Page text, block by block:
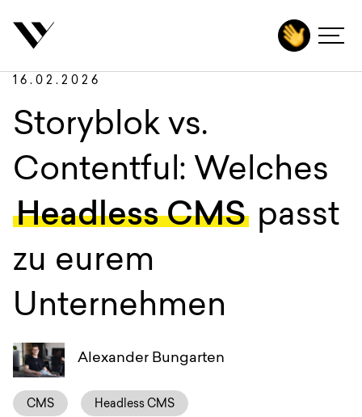
Leistungen
Technologien
Projekte
Karriere
Insights
Anfrage
EN
English
Zurück
16.02.2026
Storyblok vs.
Contentful: Welches
Headless CMS passt
zu eurem
Unternehmen
Alexander Bungarten
CMS Headless CMS